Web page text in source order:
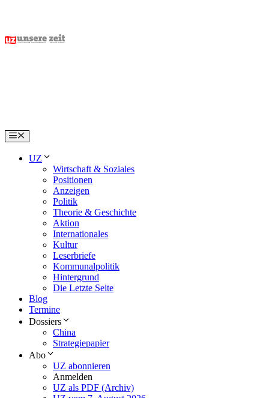
content
Menu
UZ
Wirtschaft & Soziales
Positionen
Anzeigen
Politik
Theorie & Geschichte
Aktion
Internationales
Kultur
Leserbriefe
Kommunalpolitik
Hintergrund
Die Letzte Seite
Blog
Termine
Dossiers
China
Strategiepapier
Abo
UZ abonnieren
Anmelden
UZ als PDF (Archiv)